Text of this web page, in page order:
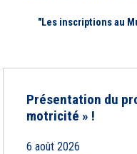
"Les inscriptions au
Présentation du
motricité » !
6 août 2026